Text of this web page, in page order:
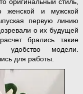
оригинальный стиль,
женской и мужской
первую линию
о их будущей
брались такие
удобство модели.
для работы.